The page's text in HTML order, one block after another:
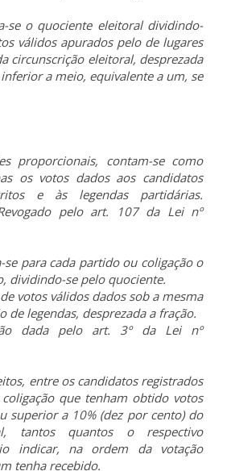
se o quociente eleitoral dividindo-
válidos apurados pelo de lugares
circunscrição eleitoral, desprezada
a meio, equivalente a um, se
proporcionais, contam-se como
os votos dados aos candidatos
e às legendas partidárias.
pelo art. 107 da Lei nº
para cada partido ou coligação o
dividindo-se pelo quociente.
votos válidos dados sob a mesma
de legendas, desprezada a fração.
dada pelo art. 3º da Lei nº
entre os candidatos registrados
que tenham obtido votos
superior a 10% (dez por cento) do
tantos quantos o respectivo
indicar, na ordem da votação
tenha recebido.